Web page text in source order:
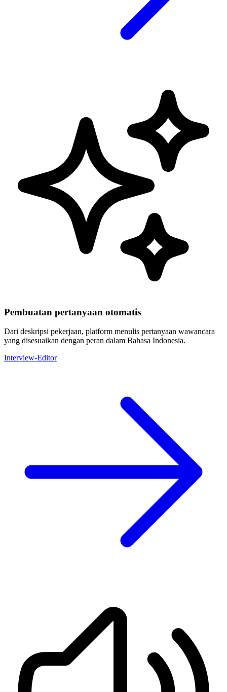
Pembuatan pertanyaan otomatis
Dari deskripsi pekerjaan, platform menulis pertanyaan wawancara
yang disesuaikan dengan peran dalam Bahasa Indonesia.
Interview-Editor